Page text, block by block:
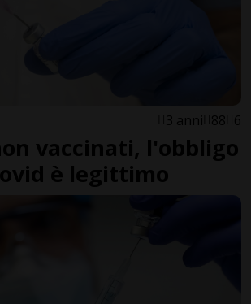
3 anni 88 6
vaccinati, l'obbligo
è legittimo